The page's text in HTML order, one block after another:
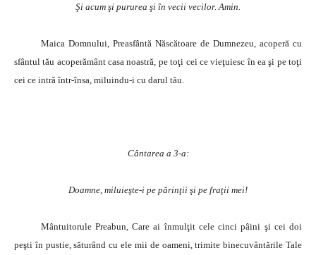
Şi acum şi pururea şi în vecii vecilor. Amin.
Maica Domnului, Preasfântă Născătoare de Dumnezeu, acoperă cu
sfântul tău acoperământ casa noastră, pe toţi cei ce vieţuiesc în ea şi pe toţi
cei ce intră într-însa, miluindu-i cu darul tău.
Cântarea a 3-a:
Doamne, miluieşte-i pe părinţii şi pe fraţii mei!
Mântuitorule Preabun, Care ai înmulţit cele cinci pâini şi cei doi
peşti în pustie, săturând cu ele mii de oameni, trimite binecuvântările Tale